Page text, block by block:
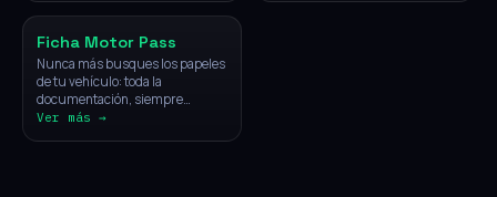
Vehículos
Ficha Motor Pass
Nunca más busques los papeles
de tu vehículo: toda la
documentación, siempre
disponible con un solo toque.
Ver más →